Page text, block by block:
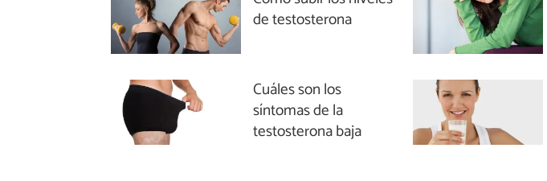
de testosterona
Cuáles son los
síntomas de la
testosterona baja